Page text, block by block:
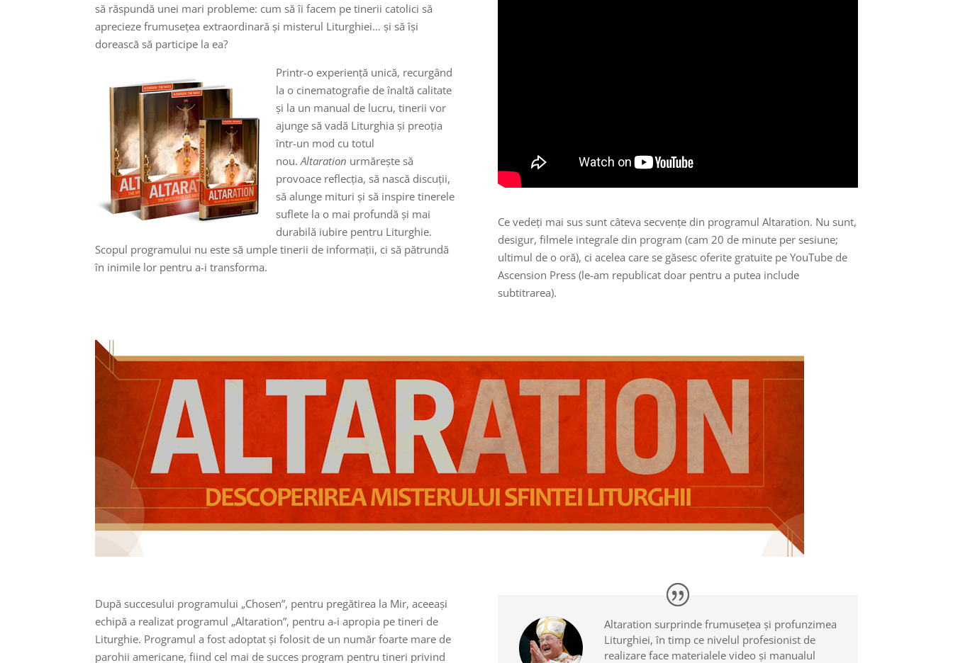
să răspundă unei mari probleme: cum să îi facem pe tinerii catolici să
aprecieze frumusețea extraordinară și misterul Liturghiei… și să își
dorească să participe la ea?
Printr-o experiență unică, recurgând
la o cinematografie de înaltă calitate
și la un manual de lucru, tinerii vor
ajunge să vadă Liturghia și preoția
într-un mod cu totul
nou.Altaration urmărește să
provoace reflecția, să nască discuții,
să alunge mituri și să inspire tinerele
suflete la o mai profundă și mai
durabilă iubire pentru Liturghie.
Scopul programului nu este să umple tinerii de informații, ci să pătrundă
în inimile lor pentru a-i transforma.
Ce vedeți mai sus sunt câteva secvențe din programul Altaration. Nu sunt,
desigur, filmele integrale din program (cam 20 de minute per sesiune;
ultimul de o oră), ci acelea care se găsesc oferite gratuite pe YouTube de
Ascension Press (le-am republicat doar pentru a putea include
subtitrarea).
După succesului programului „Chosen”, pentru pregătirea la Mir, aceeași
echipă a realizat programul „Altaration”, pentru a-i apropia pe tineri de
Liturghie. Programul a fost adoptat și folosit de un număr foarte mare de
parohii americane, fiind cel mai de succes program pentru tineri privind
Altaration surprinde frumusețea și profunzimea
Liturghiei, în timp ce nivelul profesionist de
realizare face materialele video și manualul